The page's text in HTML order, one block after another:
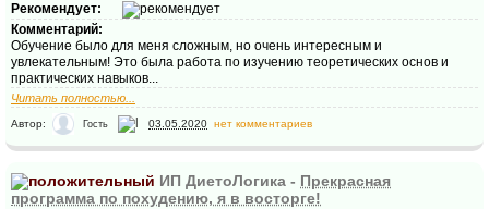
Рекомендует:
Комментарий:
Обучение было для меня сложным, но очень интересным и
увлекательным! Это была работа по изучению теоретических основ и
практических навыков...
Читать полностью...
Автор: Гость 03.05.2020 нет комментариев
ИП ДиетоЛогика - Прекрасная
программа по похудению, я в восторге!